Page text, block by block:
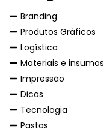
Branding
Produtos Gráficos
Logística
Materiais e insumos
Impressão
Dicas
Tecnologia
Pastas